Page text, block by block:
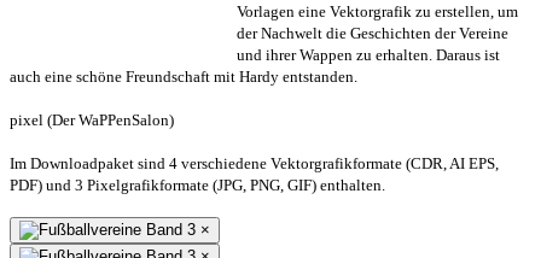
Vorlagen eine Vektorgrafik zu erstellen, um
der Nachwelt die Geschichten der Vereine
und ihrer Wappen zu erhalten. Daraus ist
auch eine schöne Freundschaft mit Hardy entstanden.
pixel (Der WaPPenSalon)
Im Downloadpaket sind 4 verschiedene Vektorgrafikformate (CDR, AI EPS,
PDF) und 3 Pixelgrafikformate (JPG, PNG, GIF) enthalten.
×